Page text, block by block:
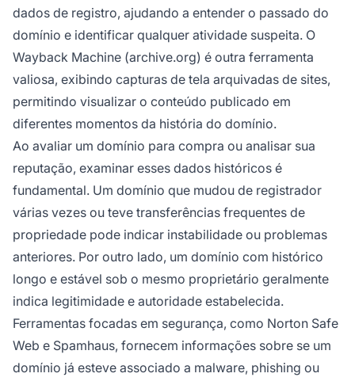
dados de registro, ajudando a entender o passado do
domínio e identificar qualquer atividade suspeita. O
Wayback Machine (archive.org) é outra ferramenta
valiosa, exibindo capturas de tela arquivadas de sites,
permitindo visualizar o conteúdo publicado em
diferentes momentos da história do domínio.
Ao avaliar um domínio para compra ou analisar sua
reputação, examinar esses dados históricos é
fundamental. Um domínio que mudou de registrador
várias vezes ou teve transferências frequentes de
propriedade pode indicar instabilidade ou problemas
anteriores. Por outro lado, um domínio com histórico
longo e estável sob o mesmo proprietário geralmente
indica legitimidade e autoridade estabelecida.
Ferramentas focadas em segurança, como Norton Safe
Web e Spamhaus, fornecem informações sobre se um
domínio já esteve associado a malware, phishing ou